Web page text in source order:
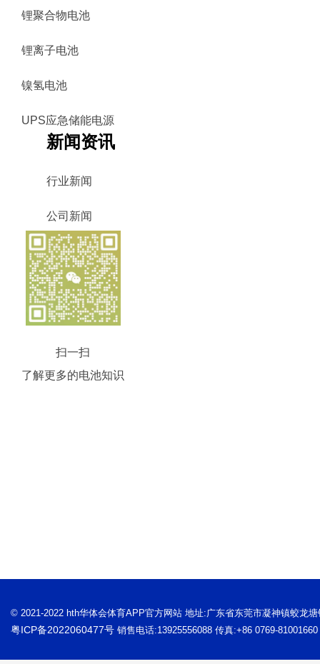
锂聚合物电池
锂离子电池
镍氢电池
UPS应急储能电源
新闻资讯
行业新闻
公司新闻
扫一扫
了解更多的电池知识
© 2021-2022 hth华体会体育APP官方网站 地址:广东省东莞市凝神镇蛟龙
粤ICP备2022060477号 销售电话:13925556088 传真:+86 0769-81001660